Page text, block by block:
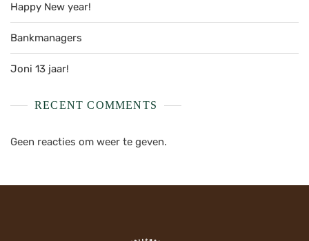
Happy New year!
Bankmanagers
Joni 13 jaar!
RECENT COMMENTS
Geen reacties om weer te geven.